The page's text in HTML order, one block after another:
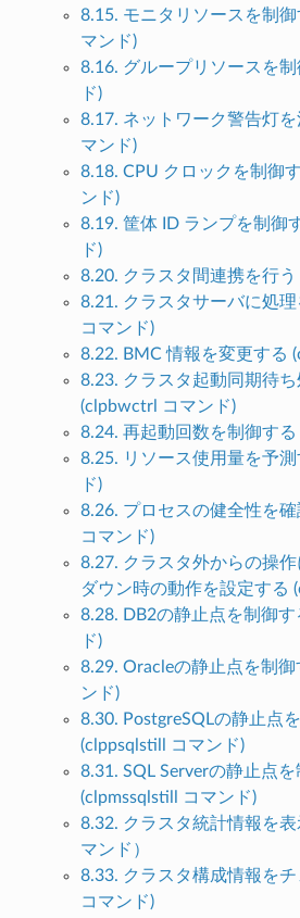
8.15. モニタリソースを制
マンド)
8.16. グループリソースを
ド)
8.17. ネットワーク警告灯
マンド)
8.18. CPU クロックを制御
ンド)
8.19. 筐体 ID ランプを制御
ド)
8.20. クラスタ間連携を行
8.21. クラスタサーバに処
コマンド)
8.22. BMC 情報を変更する
8.23. クラスタ起動同期待
(clpbwctrl コマンド)
8.24. 再起動回数を制御す
8.25. リソース使用量を予
ド)
8.26. プロセスの健全性を
コマンド)
8.27. クラスタ外からの操作
ダウン時の動作を設定する
8.28. DB2の静止点を制御
ド)
8.29. Oracleの静止点を制
ンド)
8.30. PostgreSQLの静止点
(clppsqlstill コマンド)
8.31. SQL Serverの静止点を
(clpmssqlstill コマンド)
8.32. クラスタ統計情報を
マンド）
8.33. クラスタ構成情報を
コマンド)